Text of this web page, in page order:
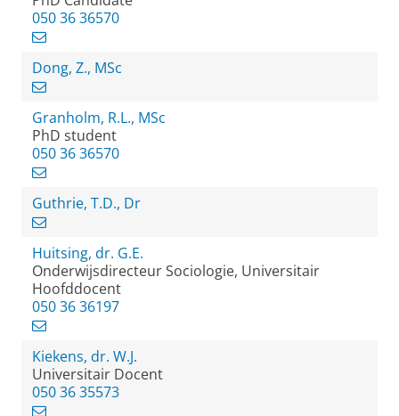
050 36 36570
Dong, Z., MSc
Granholm, R.L., MSc
PhD student
050 36 36570
Guthrie, T.D., Dr
Huitsing, dr. G.E.
Onderwijsdirecteur Sociologie, Universitair
Hoofddocent
050 36 36197
Kiekens, dr. W.J.
Universitair Docent
050 36 35573